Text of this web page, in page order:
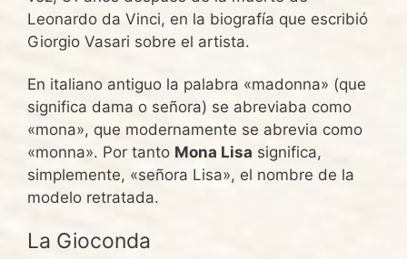
Leonardo da Vinci, en la biografía que escribió
Giorgio Vasari sobre el artista.
En italiano antiguo la palabra «madonna» (que
significa dama o señora) se abreviaba como
«mona», que modernamente se abrevia como
«monna». Por tanto Mona Lisa significa,
simplemente, «señora Lisa», el nombre de la
modelo retratada.
La Gioconda